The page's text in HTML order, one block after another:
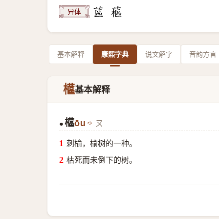
异体
基本解释 康熙字典 说文解字 音韵方言
櫙基本解释
● 櫙ōu ㄡ
刺榆，榆树的一种。
枯死而未倒下的树。